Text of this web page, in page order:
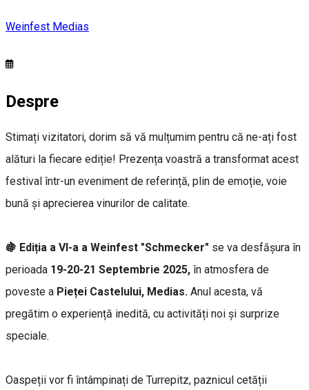
Weinfest Medias
Despre
Stimați vizitatori, dorim să vă mulțumim pentru că ne-ați fost
alături la fiecare ediție! Prezența voastră a transformat acest
festival într-un eveniment de referință, plin de emoție, voie
bună și aprecierea vinurilor de calitate.
🍇 Ediția a VI-a a Weinfest "Schmecker" se va desfășura în
perioada 19-20-21 Septembrie 2025, în atmosfera de
poveste a Pieței Castelului, Medias. Anul acesta, vă
pregătim o experiență inedită, cu activități noi și surprize
speciale.
Oaspeții vor fi întâmpinați de Turrepitz, paznicul cetății